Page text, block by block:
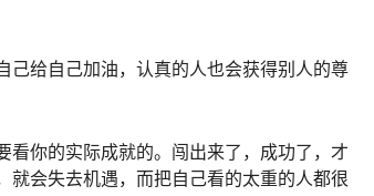
己给自己加油，认真的人也会获得别人的尊
你的实际成就的。闯出来了，成功了，才
会失去机遇，而把自己看的太重的人都很